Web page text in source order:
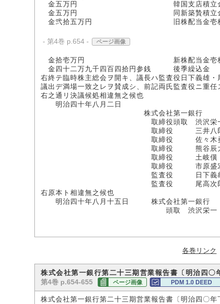
金五万円 韓国支店積立
金五万円 同新築贄積立金《
金弐拾五万円 旧株配当金壱株ニツキ
- 第4巻 p.654 - ページ画像
金拾壱万円 新株配当金壱株ニツキ
金四十二万九千四百四拾円参銭 後季繰込金
右終テ臨時株主総会ヲ開キ、議長ハ監査役日下義雄
議出デ満場一致之レヲ賛成シ、前記両氏監査役ニ重任
右之通リ決議候処相違無之候也
明治四十年八月二日
株式会社第一銀行
取締役頭取 渋沢栄
取締役 三井八郎
取締役 佐々木勇
取締役 熊谷辰太
取締役 土岐僙
取締役 市原盛
監査役 日下義
監査役 尾高次
右原本ト相違無之候也
明治四十年八月十五日 株式会社第一銀行
頭取 渋沢栄一
各巻リンク
株式会社第一銀行第二十三期営業報告書〔明治四〇
第4巻 p.654-655 ページ画像 PDM 1.0 DEED
株式会社第一銀行第二十三期営業報告書〔明治四〇年